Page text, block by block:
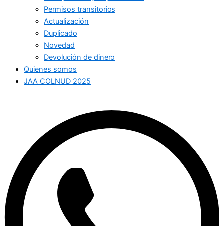
Permisos transitorios
Actualización
Duplicado
Novedad
Devolución de dinero
Quienes somos
JAA COLNUD 2025